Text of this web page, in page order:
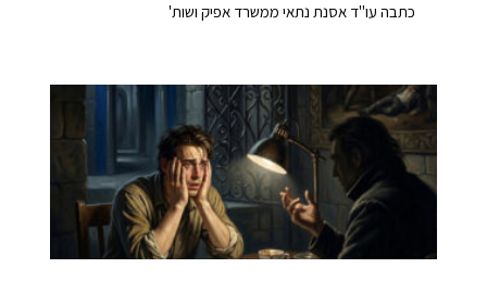
כתבה עו"ד אסנת נתאי ממשרד אפיק ושות'